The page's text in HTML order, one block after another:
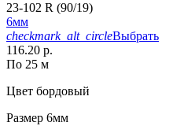
23-102 R (90/19)
6мм
checkmark_alt_circleВыбрать
116.20 р.
По 25 м
Цвет бордовый
Размер 6мм